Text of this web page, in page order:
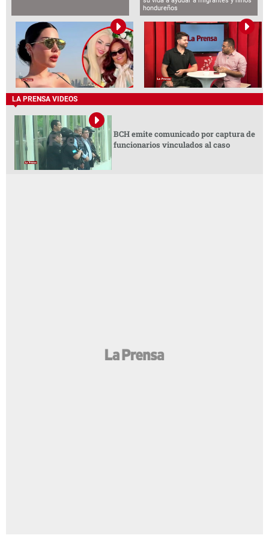
hondureños
LA PRENSA VIDEOS
BCH emite comunicado por captura de
funcionarios vinculados al caso